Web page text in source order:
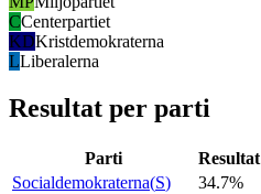
CCenterpartiet
KDKristdemokraterna
LLiberalerna
Resultat per parti
Parti
Resultat
Socialdemokraterna(S)
34.7%